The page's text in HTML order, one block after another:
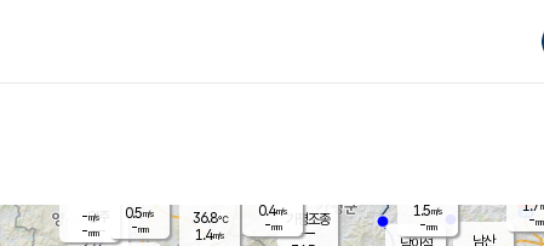
양주
남산
1.5m/s
-mm
가평조종
36.8℃
1.4m/s
0.4m/s
-mm
-m/s
-mm
1.7
-mm
0.5m/s
-mm